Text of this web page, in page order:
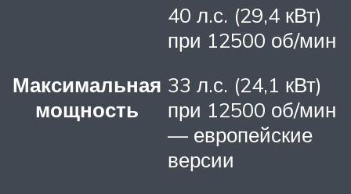
Максимальная
мощность
40 л.с. (29,4 кВт)
при 12500 об/мин
33 л.с. (24,1 кВт)
при 12500 об/мин
— европейские
версии